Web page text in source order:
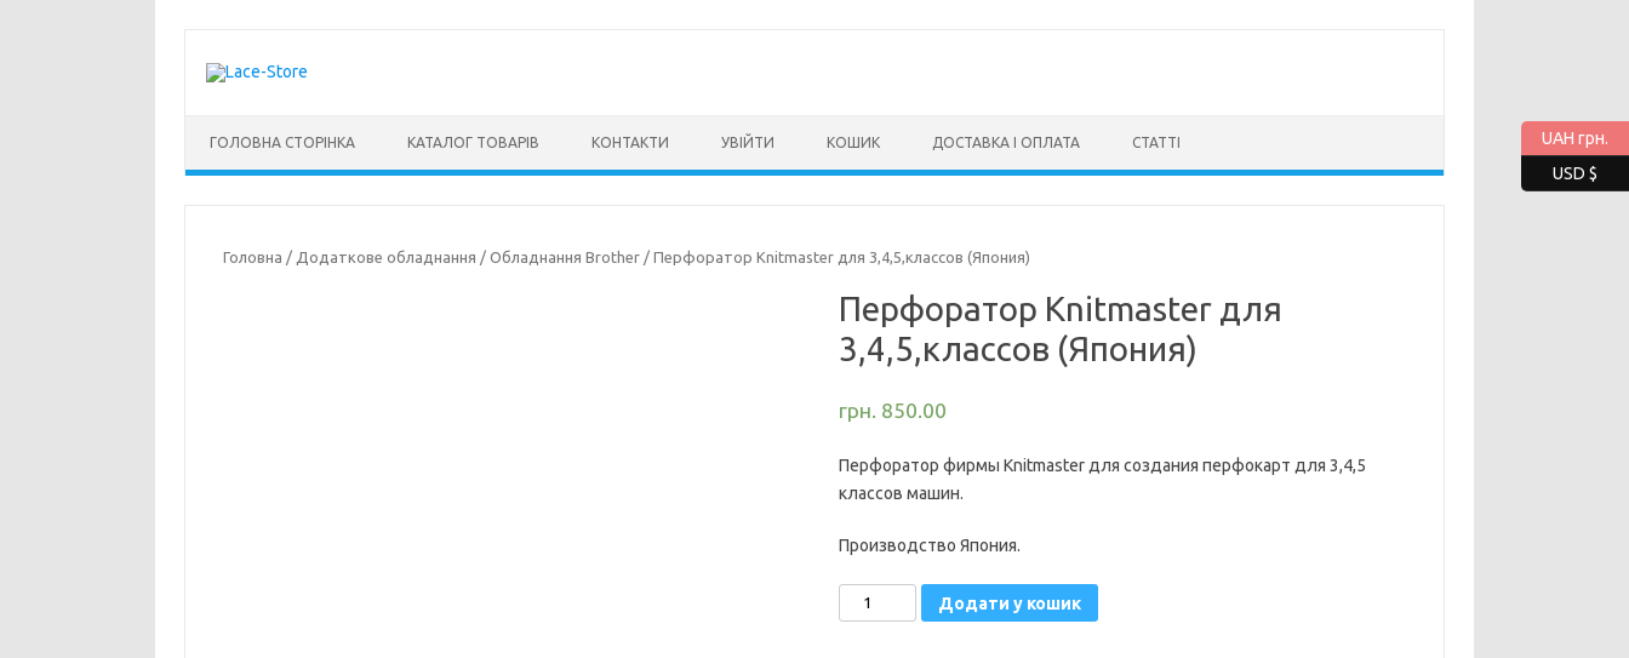
ГОЛОВНА СТОРІНКА КАТАЛОГ ТОВАРІВ КОНТАКТИ УВІЙТИ КОШИК ДОСТАВКА І ОПЛАТА СТАТТІ
Головна / Додаткове обладнання /Обладнання Brother / Перфоратор Knitmaster для 3,4,5,классов (Япония)
Перфоратор Knitmaster для
3,4,5,классов (Япония)
грн. 850.00
Перфоратор фирмы Knitmaster для создания перфокарт для 3,4,5
классов машин.
Производство Япония.
Перфоратор
Knitmaster
Додати у кошик
UAH грн.
USD $